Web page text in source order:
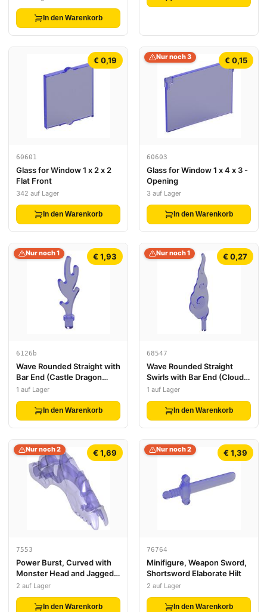
In den Warenkorb
Light Blue Face, Magenta
€ 0,19
60601
Glass for Window 1 x 2 x 2
Flat Front
342 auf Lager
In den Warenkorb
€ 0,15
Nur noch 3
60603
Glass for Window 1 x 4 x 3 -
Opening
3 auf Lager
In den Warenkorb
€ 1,93
Nur noch 1
6126b
Wave Rounded Straight with
Bar End (Castle Dragon
Flame / Seaweed / Water)
1 auf Lager
In den Warenkorb
€ 0,27
Nur noch 1
68547
Wave Rounded Straight
Swirls with Bar End (Cloud /
Wind Gusts)
1 auf Lager
In den Warenkorb
€ 1,69
Nur noch 2
7553
Power Burst, Curved with
Monster Head and Jagged
Spines
2 auf Lager
In den Warenkorb
€ 1,39
Nur noch 2
76764
Minifigure, Weapon Sword,
Shortsword Elaborate Hilt
2 auf Lager
In den Warenkorb